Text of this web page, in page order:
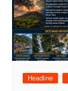
Headline